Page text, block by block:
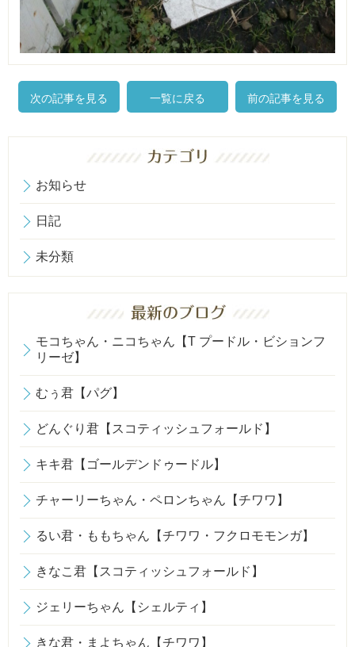
次の記事を見る 一覧に戻る 前の記事を見る
お知らせ
日記
未分類
モコちゃん・ニコちゃん【T プードル・ビションフ
リーゼ】
むぅ君【パグ】
どんぐり君【スコティッシュフォールド】
キキ君【ゴールデンドゥードル】
チャーリーちゃん・ペロンちゃん【チワワ】
るい君・ももちゃん【チワワ・フクロモモンガ】
きなこ君【スコティッシュフォールド】
ジェリーちゃん【シェルティ】
きな君・まよちゃん【チワワ】